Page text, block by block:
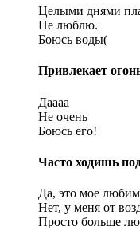
Целыми днями
Не люблю.
Боюсь воды(
Привлекает
Даааа
Не очень
Боюсь его!
Часто ходишь
Да, это мое
Нет, у меня от
Просто больше